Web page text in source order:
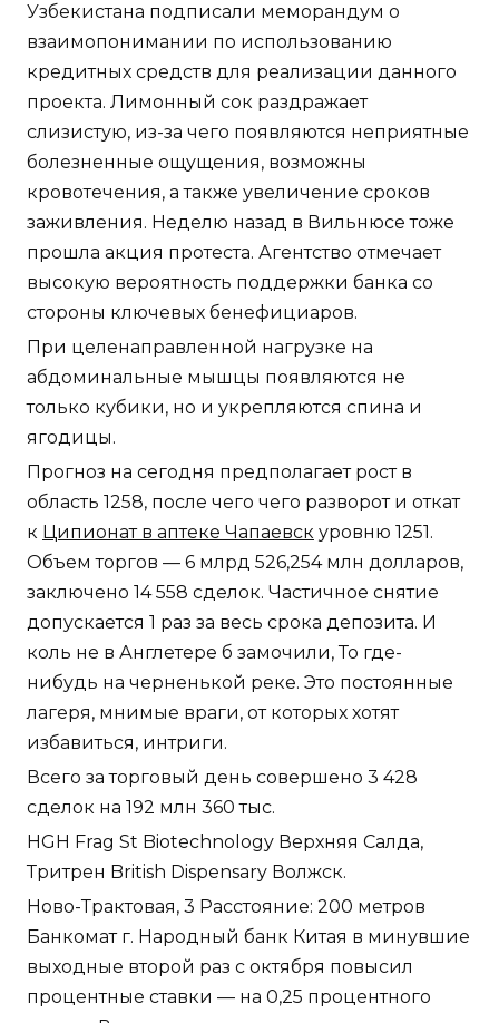
Узбекистана подписали меморандум о
взаимопонимании по использованию
кредитных средств для реализации данного
проекта. Лимонный сок раздражает
слизистую, из-за чего появляются неприятные
болезненные ощущения, возможны
кровотечения, а также увеличение сроков
заживления. Неделю назад в Вильнюсе тоже
прошла акция протеста. Агентство отмечает
высокую вероятность поддержки банка со
стороны ключевых бенефициаров.
При целенаправленной нагрузке на
абдоминальные мышцы появляются не
только кубики, но и укрепляются спина и
ягодицы.
Прогноз на сегодня предполагает рост в
область 1258, после чего чего разворот и откат
к Ципионат в аптеке Чапаевск уровню 1251.
Объем торгов — 6 млрд 526,254 млн долларов,
заключено 14 558 сделок. Частичное снятие
допускается 1 раз за весь срока депозита. И
коль не в Англетере б замочили, То где-
нибудь на черненькой реке. Это постоянные
лагеря, мнимые враги, от которых хотят
избавиться, интриги.
Всего за торговый день совершено 3 428
сделок на 192 млн 360 тыс.
HGH Frag St Biotechnology Верхняя Салда,
Тритрен British Dispensary Волжск.
Ново-Трактовая, 3 Расстояние: 200 метров
Банкомат г. Народный банк Китая в минувшие
выходные второй раз с октября повысил
процентные ставки — на 0,25 процентного